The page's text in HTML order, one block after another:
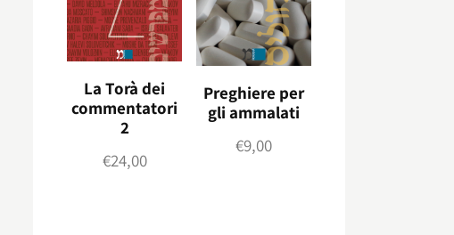
La Torà dei
commentatori
2
€24,00
Preghiere per
gli ammalati
€9,00